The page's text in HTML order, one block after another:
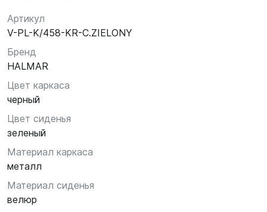
Артикул
V-PL-K/458-KR-C.ZIELONY
Бренд
HALMAR
Цвет каркаса
черный
Цвет сиденья
зеленый
Материал каркаса
металл
Материал сиденья
велюр